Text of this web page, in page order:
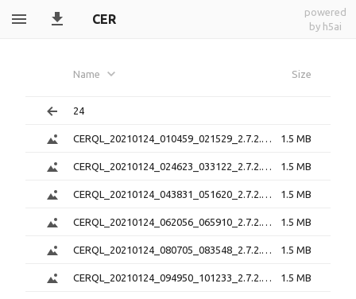
CER
powered
by h5ai
Name Size
24
CERQL_20210124_010459_021529_2.7.2.png 1.5 MB
CERQL_20210124_024623_033122_2.7.2.png 1.5 MB
CERQL_20210124_043831_051620_2.7.2.png 1.5 MB
CERQL_20210124_062056_065910_2.7.2.png 1.5 MB
CERQL_20210124_080705_083548_2.7.2.png 1.5 MB
CERQL_20210124_094950_101233_2.7.2.png 1.5 MB